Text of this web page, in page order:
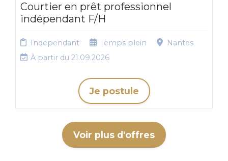
Courtier en prêt professionnel
indépendant F/H
Indépendant Temps plein
Nantes
À partir du 21.09.2026
Je postule
Voir plus d'offres